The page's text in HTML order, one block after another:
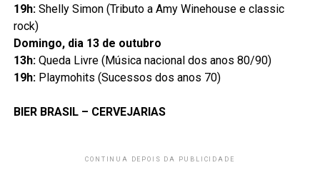
19h:Shelly Simon (Tributo a Amy Winehouse e classic
rock)
Domingo, dia 13 de outubro
13h:Queda Livre (Música nacional dos anos 80/90)
19h:Playmohits (Sucessos dos anos 70)
BIER BRASIL – CERVEJARIAS
CONTINUA DEPOIS DA PUBLICIDADE